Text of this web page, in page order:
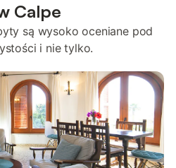
Calpe
są wysoko oceniane pod
i nie tylko.